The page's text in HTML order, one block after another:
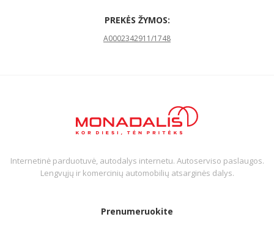
PREKĖS ŽYMOS:
A0002342911/1748
Internetinė parduotuvė, autodalys internetu. Autoserviso paslaugos.
Lengvųjų ir komercinių automobilių atsarginės dalys.
Prenumeruokite